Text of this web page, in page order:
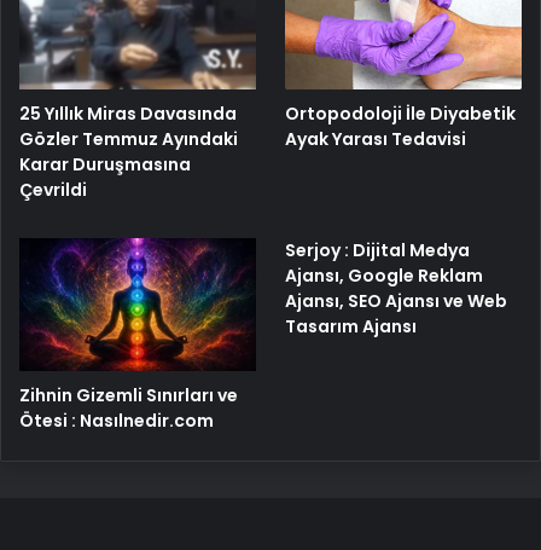
25 Yıllık Miras Davasında
Gözler Temmuz Ayındaki
Karar Duruşmasına
Çevrildi
Ortopodoloji İle Diyabetik
Ayak Yarası Tedavisi
Zihnin Gizemli Sınırları ve
Ötesi : Nasılnedir.com
Serjoy : Dijital Medya
Ajansı, Google Reklam
Ajansı, SEO Ajansı ve Web
Tasarım Ajansı